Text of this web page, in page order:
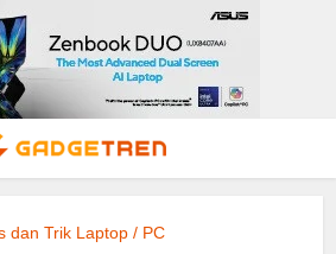
dan Trik Laptop / PC